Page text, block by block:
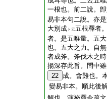
一根也。前二說。
易非本句二說。亦
大別成 ト云五根釋者
者。是五唯量。五
也。五大之力。自
者成斧。斧伐木之
揚深存此旨。問中
22 成。會難也。
變易非本。順此後